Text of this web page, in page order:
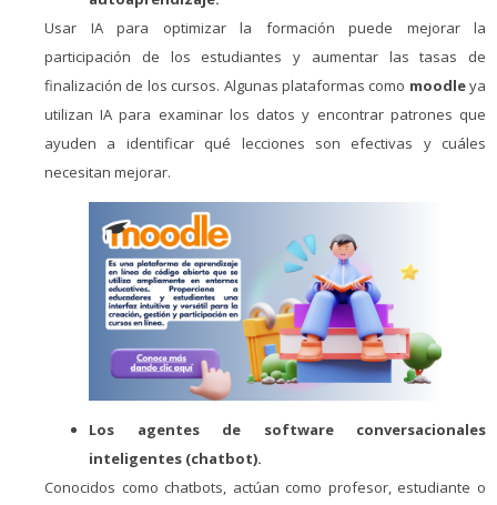
Usar IA para optimizar la formación puede mejorar la
participación de los estudiantes y aumentar las tasas de
finalización de los cursos. Algunas plataformas como moodleya
utilizan IA para examinar los datos y encontrar patrones que
ayuden a identificar qué lecciones son efectivas y cuáles
necesitan mejorar.
Los agentes de software conversacionales
inteligentes (chatbot).
Conocidos como chatbots, actúan como profesor, estudiante o